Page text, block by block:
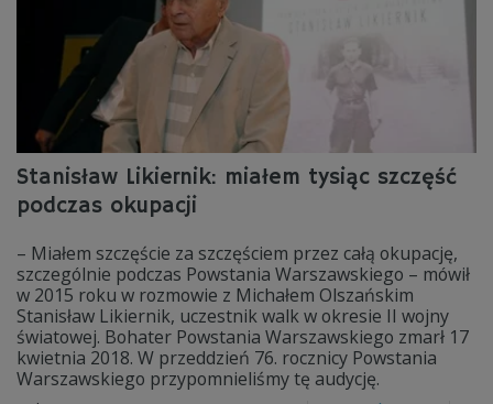
Stanisław Likiernik: miałem tysiąc szczęść
podczas okupacji
– Miałem szczęście za szczęściem przez całą okupację,
szczególnie podczas Powstania Warszawskiego – mówił
w 2015 roku w rozmowie z Michałem Olszańskim
Stanisław Likiernik, uczestnik walk w okresie II wojny
światowej. Bohater Powstania Warszawskiego zmarł 17
kwietnia 2018. W przeddzień 76. rocznicy Powstania
Warszawskiego przypomnieliśmy tę audycję.